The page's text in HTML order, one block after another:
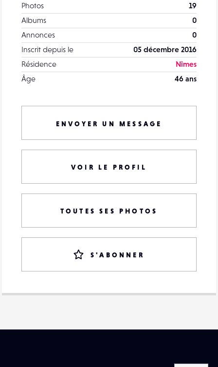
Photos
19
Albums
0
Annonces
0
Inscrit depuis le
05 décembre 2016
Résidence
Nîmes
Âge
46 ans
ENVOYER UN MESSAGE
VOIR LE PROFIL
TOUTES SES PHOTOS
S'ABONNER